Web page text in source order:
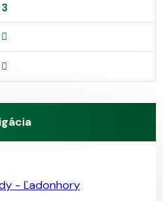
3
- Ľadonhory